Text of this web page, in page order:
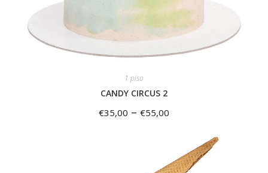
1 piso
CANDY CIRCUS 2
€35,00 – €55,00